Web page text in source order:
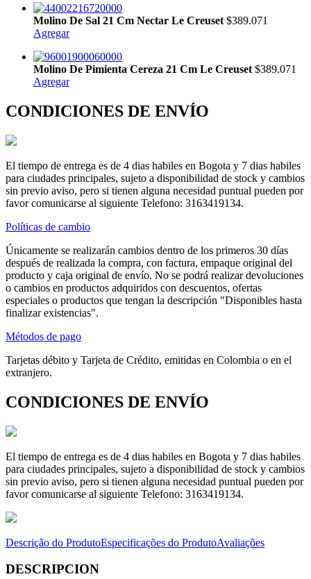
Molino De Sal 21 Cm Nectar Le Creuset $389.071
Agregar
Molino De Pimienta Cereza 21 Cm Le Creuset $389.071
Agregar
CONDICIONES DE ENVÍO
El tiempo de entrega es de 4 dias habiles en Bogota y 7 dias habiles
para ciudades principales, sujeto a disponibilidad de stock y cambios
sin previo aviso, pero si tienen alguna necesidad puntual pueden por
favor comunicarse al siguiente Telefono: 3163419134.
Políticas de cambio
Únicamente se realizarán cambios dentro de los primeros 30 días
después de realizada la compra, con factura, empaque original del
producto y caja original de envío. No se podrá realizar devoluciones
o cambios en productos adquiridos con descuentos, ofertas
especiales o productos que tengan la descripción "Disponibles hasta
finalizar existencias".
Métodos de pago
Tarjetas débito y Tarjeta de Crédito, emitidas en Colombia o en el
extranjero.
CONDICIONES DE ENVÍO
El tiempo de entrega es de 4 dias habiles en Bogota y 7 dias habiles
para ciudades principales, sujeto a disponibilidad de stock y cambios
sin previo aviso, pero si tienen alguna necesidad puntual pueden por
favor comunicarse al siguiente Telefono: 3163419134.
Descrição do ProdutoEspecificações do ProdutoAvaliações
DESCRIPCION